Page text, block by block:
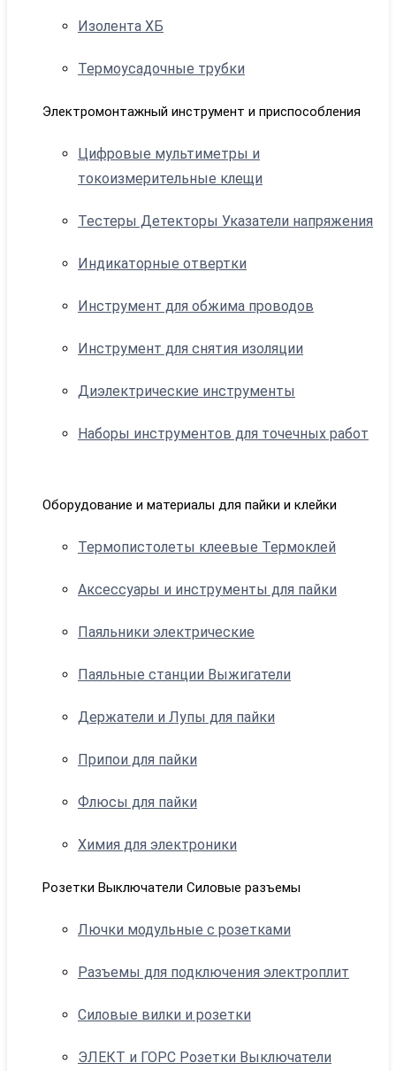
Изолента ХБ
Термоусадочные трубки
Электромонтажный инструмент и приспособления
Цифровые мультиметры и
токоизмерительные клещи
Тестеры Детекторы Указатели напряжения
Индикаторные отвертки
Инструмент для обжима проводов
Инструмент для снятия изоляции
Диэлектрические инструменты
Наборы инструментов для точечных работ
Оборудование и материалы для пайки и клейки
Термопистолеты клеевые Термоклей
Аксессуары и инструменты для пайки
Паяльники электрические
Паяльные станции Выжигатели
Держатели и Лупы для пайки
Припои для пайки
Флюсы для пайки
Химия для электроники
Розетки Выключатели Силовые разъемы
Лючки модульные с розетками
Разъемы для подключения электроплит
Силовые вилки и розетки
ЭЛЕКТ и ГОРС Розетки Выключатели